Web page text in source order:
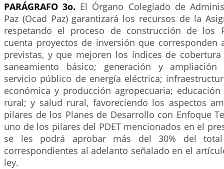
PARÁGRAFO 3o. El Órgano Colegiado de
Paz (Ocad Paz) garantizará los recursos de la
respetando el proceso de construcción de los
cuenta proyectos de inversión que corresponden
previstas, y que mejoren los índices de
saneamiento básico; generación y
servicio público de energía eléctrica;
económica y producción agropecuaria;
rural; y salud rural, favoreciendo los aspectos
pilares de los Planes de Desarrollo con Enfoque
uno de los pilares del PDET mencionados en el
se les podrá aprobar más del 30% del
correspondientes al adelanto señalado en el
ley.